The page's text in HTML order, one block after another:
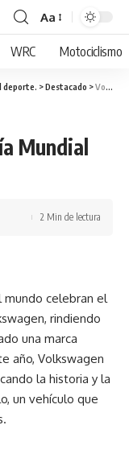
Cambiar
tamaño
fuente
Aa
WRC Motociclismo
deporte. >Destacado >Volkswagen celebró el Día Mundial del VW Escarabajo
Mundial
2 Min de lectura
mundo celebran el
rindiendo
una marca
año, Volkswagen
la historia y la
un vehículo que